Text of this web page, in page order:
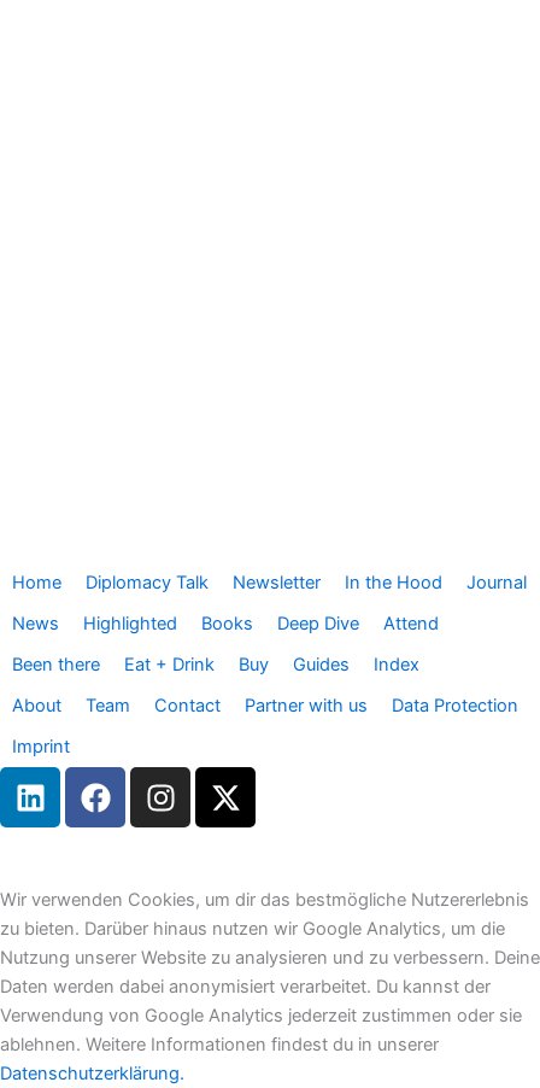
Home Diplomacy Talk Newsletter In the Hood
Journal
News
Highlighted Books Deep Dive
Attend
Been there
Eat + Drink Buy Guides
Index
About
Team Contact Partner with us
Data Protection
Imprint
L
i
e
d
i
n
F
a
b
o
o
k
I
n
a
g
r
a
m
X
-
i
t
t
e
r
Wir verwenden Cookies, um dir das bestmögliche Nutzererlebnis
zu bieten. Darüber hinaus nutzen wir Google Analytics, um die
Nutzung unserer Website zu analysieren und zu verbessern. Deine
Daten werden dabei anonymisiert verarbeitet. Du kannst der
Verwendung von Google Analytics jederzeit zustimmen oder sie
ablehnen. Weitere Informationen findest du in unserer
Datenschutzerklärung.